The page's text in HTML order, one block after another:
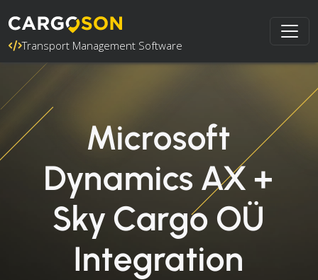
Transport Management Software
Microsoft
Dynamics AX +
Sky Cargo OÜ
Integration